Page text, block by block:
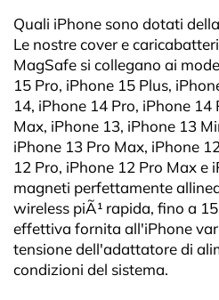
Quali iPhone sono dotati
Le nostre cover e
MagSafe si collegano ai
15 Pro, iPhone 15 Plus,
14, iPhone 14 Pro, iPhone 14
Max, iPhone 13, iPhone 13
iPhone 13 Pro Max, iPhone
12 Pro, iPhone 12 Pro Max e
magneti perfettamente
wireless piÃ¹ rapida, fino a
effettiva fornita all'iPhone
tensione dell'adattatore di
condizioni del sistema.